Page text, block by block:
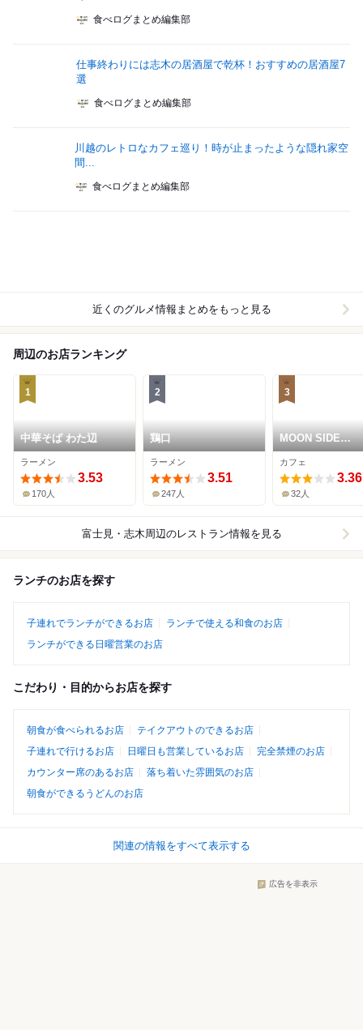
食べログまとめ編集部
仕事終わりには志木の居酒屋で乾杯！おすすめの居酒屋7
選
食べログまとめ編集部
川越のレトロなカフェ巡り！時が止まったような隠れ家空
間...
食べログまとめ編集部
近くのグルメ情報まとめをもっと見る
周辺のお店ランキング
1
中華そば わた辺
ラーメン
3.53
170人
2
鶏口
ラーメン
3.51
247人
3
MOON SIDE
COFFEE
カフェ
3.36
32人
富士見・志木周辺のレストラン情報を見る
ランチのお店を探す
子連れでランチができるお店
ランチで使える和食のお店
ランチができる日曜営業のお店
こだわり・目的からお店を探す
朝食が食べられるお店
テイクアウトのできるお店
子連れで行けるお店
日曜日も営業しているお店
完全禁煙のお店
カウンター席のあるお店
落ち着いた雰囲気のお店
朝食ができるうどんのお店
関連の情報をすべて表示する
広告を非表示